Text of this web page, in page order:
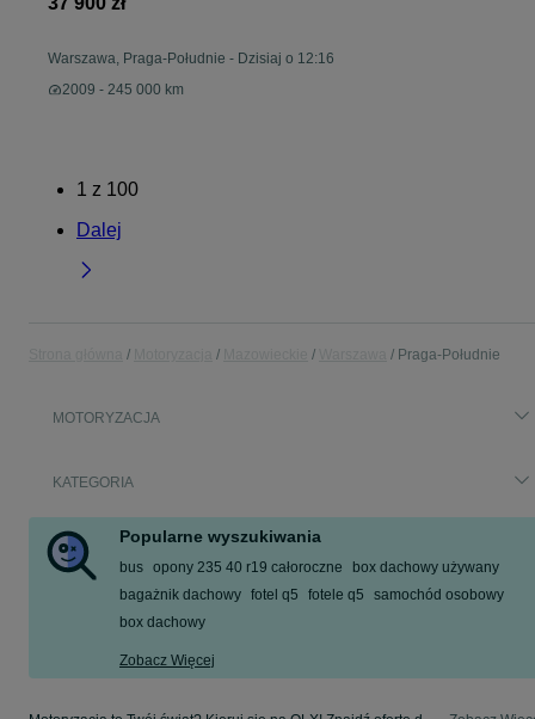
Warszawa, Praga-Południe - Dzisiaj o 12:16
2009 - 245 000 km
1 z 100
Dalej
Praga-Południe
MOTORYZACJA
KATEGORIA
Popularne wyszukiwania
bus opony 235 40 r19 całoroczne
box dachowy używany
bagażnik dachowy fotel q5 fotele q5
samochód osobowy
box dachowy
Zobacz Więcej